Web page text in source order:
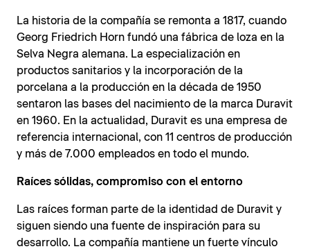
La historia de la compañía se remonta a 1817, cuando
Georg Friedrich Horn fundó una fábrica de loza en la
Selva Negra alemana. La especialización en
productos sanitarios y la incorporación de la
porcelana a la producción en la década de 1950
sentaron las bases del nacimiento de la marca Duravit
en 1960. En la actualidad, Duravit es una empresa de
referencia internacional, con 11 centros de producción
y más de 7.000 empleados en todo el mundo.
Raíces sólidas, compromiso con el entorno
Las raíces forman parte de la identidad de Duravit y
siguen siendo una fuente de inspiración para su
desarrollo. La compañía mantiene un fuerte vínculo